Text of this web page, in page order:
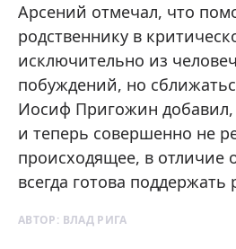
Арсений отмечал, что
родственнику в
исключительно из
побуждений, но
Иосиф Пригожин добавил,
и теперь совершенно не
происходящее, в отличие
всегда готова поддержать
АВТОР: ВЛАД РИГА